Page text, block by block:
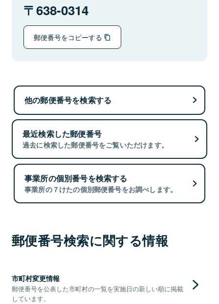
638-0314
郵便番号をコピーする
他の郵便番号を検索する
最近検索した郵便番号
過去に検索した郵便番号をご覧いただけます。
事業所の個別番号を検索する
事業所の７けたの個別郵便番号をお調べします。
郵便番号検索に関する情報
市町村変更情報
郵便番号を公表した市町村の一覧を実施日の新しい順に掲載
しています。